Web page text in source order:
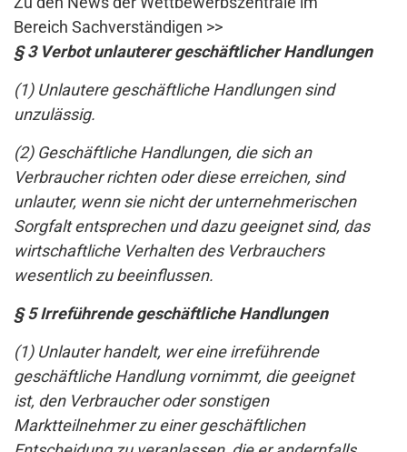
Bereich Sachverständigen >>
§ 3 Verbot unlauterer geschäftlicher Handlungen
(1) Unlautere geschäftliche Handlungen sind
unzulässig.
(2) Geschäftliche Handlungen, die sich an
Verbraucher richten oder diese erreichen, sind
unlauter, wenn sie nicht der unternehmerischen
Sorgfalt entsprechen und dazu geeignet sind, das
wirtschaftliche Verhalten des Verbrauchers
wesentlich zu beeinflussen.
§ 5 Irreführende geschäftliche Handlungen
(1) Unlauter handelt, wer eine irreführende
geschäftliche Handlung vornimmt, die geeignet
ist, den Verbraucher oder sonstigen
Marktteilnehmer zu einer geschäftlichen